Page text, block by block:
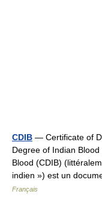
CDIB — Certificate of
Degree of Indian
Blood (CDIB)
indien ») est un
Français